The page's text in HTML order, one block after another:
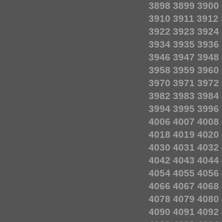
3898 3899 3900
3910 3911 3912
3922 3923 3924
3934 3935 3936
3946 3947 3948
3958 3959 3960
3970 3971 3972
3982 3983 3984
3994 3995 3996
4006 4007 4008
4018 4019 4020
4030 4031 4032
4042 4043 4044
4054 4055 4056
4066 4067 4068
4078 4079 4080
4090 4091 4092